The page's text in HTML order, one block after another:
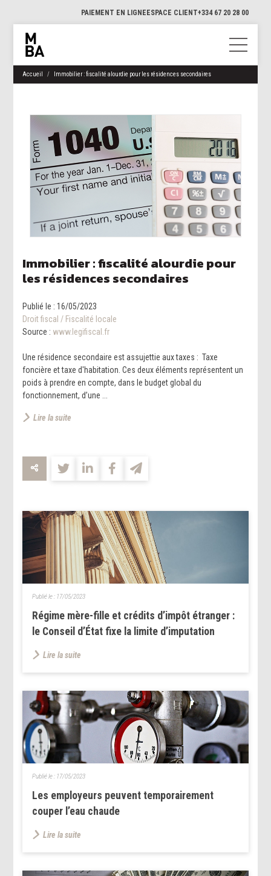
PAIEMENT EN LIGNEESPACE CLIENT+334 67 20 28 00
Accueil Immobilier : fiscalité alourdie pour les résidences secondaires
Immobilier : fiscalité alourdie pour
les résidences secondaires
Publié le :16/05/2023
Droit fiscal / Fiscalité locale
Source : www.legifiscal.fr
Une résidence secondaire est assujettie aux taxes : Taxe
foncière et taxe d'habitation. Ces deux éléments représentent un
poids à prendre en compte, dans le budget global du
fonctionnement, d’une ...
Lire la suite
Régime mère-fille et crédits d’impôt étranger :
le Conseil d’État fixe la limite d’imputation
Publié le : 17/05/2023
Lire la suite
Les employeurs peuvent temporairement
couper l’eau chaude
Publié le : 17/05/2023
Lire la suite